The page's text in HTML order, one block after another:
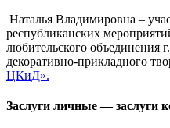
Наталья Владимировна –
республиканских
любительского объединения
декоративно-прикладного
ЦКиД».
Заслуги личные — заслуги